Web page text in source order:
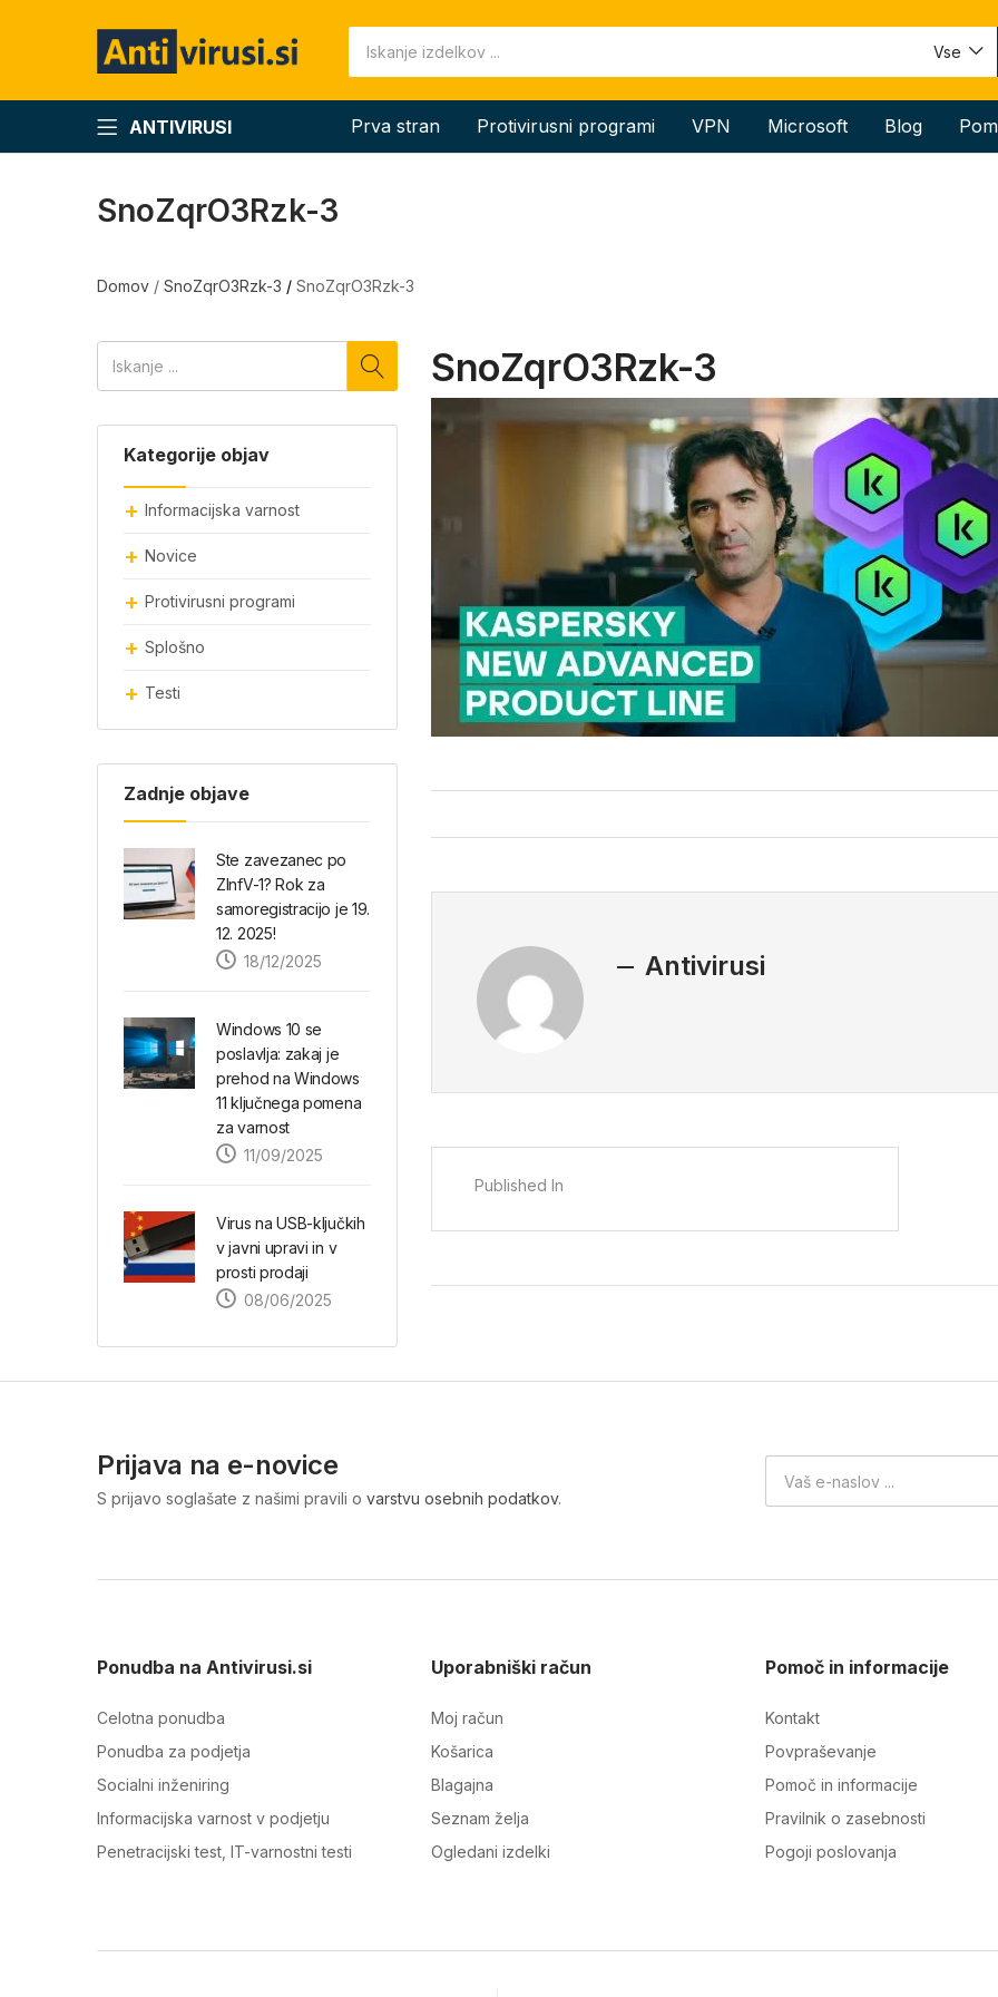
Vse
ANTIVIRUSI Prva stran Protivirusni programi VPN Microsoft Blog
SnoZqrO3Rzk-3
Domov / SnoZqrO3Rzk-3 / SnoZqrO3Rzk-3
Kategorije objav
Informacijska varnost
Novice
Protivirusni programi
Splošno
Testi
Zadnje objave
Ste zavezanec po
ZInfV-1? Rok za
samoregistracijo je 19.
12. 2025!
18/12/2025
Windows 10 se
poslavlja: zakaj je
prehod na Windows
11 ključnega pomena
za varnost
11/09/2025
Virus na USB-ključkih
v javni upravi in v
prosti prodaji
08/06/2025
SnoZqrO3Rzk-3
Antivirusi
Published In
Prijava na e-novice
S prijavo soglašate z našimi pravili o varstvu osebnih podatkov.
Ponudba na Antivirusi.si
Celotna ponudba
Ponudba za podjetja
Socialni inženiring
Informacijska varnost v podjetju
Penetracijski test, IT-varnostni testi
Uporabniški račun
Moj račun
Košarica
Blagajna
Seznam želja
Ogledani izdelki
Pomoč in informacije
Kontakt
Povpraševanje
Pomoč in informacije
Pravilnik o zasebnosti
Pogoji poslovanja